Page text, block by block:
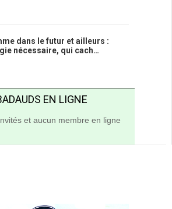
dans le futur et ailleurs :
nécessaire, qui cach…
EN LIGNE
et aucun membre en ligne